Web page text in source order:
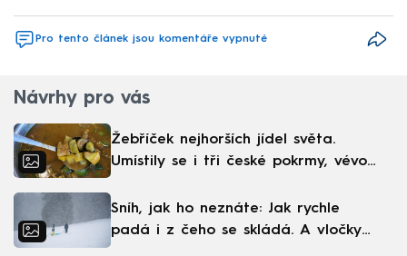
Pro tento článek jsou komentáře vypnuté
Návrhy pro vás
Žebříček nejhorších jídel světa.
Umístily se i tři české pokrmy, vévodí
Sníh, jak ho neznáte: Jak rychle
padá i z čeho se skládá. A vločky